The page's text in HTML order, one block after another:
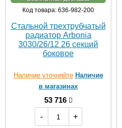
Код товара: 636-982-200
Стальной трехтрубчатый
радиатор Arbonia
3030/26/12 26 секций
боковое
Наличие уточняйте Наличие
в магазинах
53 716
-
+